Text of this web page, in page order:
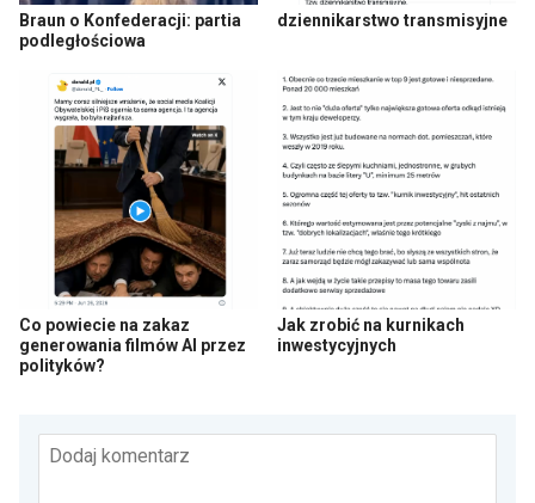
Braun o Konfederacji: partia
podległościowa
dziennikarstwo transmisyjne
Co powiecie na zakaz
generowania filmów AI przez
polityków?
Jak zrobić na kurnikach
inwestycyjnych
Dodaj komentarz